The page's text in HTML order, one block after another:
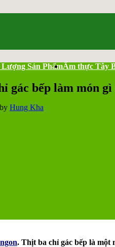
Sản PhẩmẨm thực Tây
gác bếp làm món gì
by Hung Kha
. Thịt ba chỉ gác bếp là một